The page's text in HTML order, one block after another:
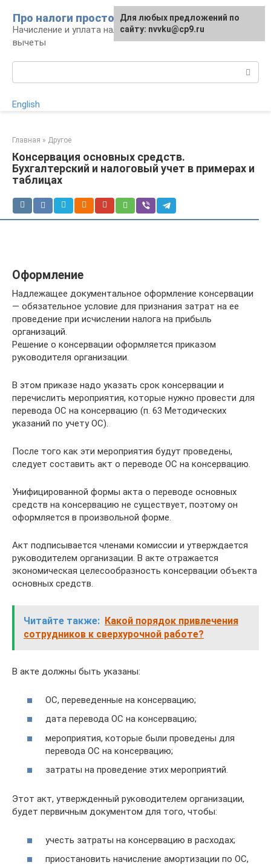
контенту
Про налоги просто
Начисление и уплата налогов, налоговые
вычеты
English
Главная » Другое
Консервация основных средств.
Бухгалтерский и налоговый учет в примерах и
таблицах
Оформление
Надлежащее документальное оформление консервации
— обязательное условие для признания затрат на ее
проведение при исчислении налога на прибыль
организаций.
Решение о консервации оформляется приказом
руководителя организации.
В этом приказе надо указать срок консервации и
перечислить мероприятия, которые нужно провести для
перевода ОС на консервацию (п. 63 Методических
указаний по учету ОС).
После того как эти мероприятия будут проведены,
следует составить акт о переводе ОС на консервацию.
Унифицированной формы акта о переводе основных
средств на консервацию не существует, поэтому он
оформляется в произвольной форме.
Акт подписывается членами комиссии и утверждается
руководителем организации. В акте отражается
экономическая целесообразность консервации объекта
основных средств.
Читайте также: Какой порядок привлечения
сотрудников к сверхурочной работе?
В акте должны быть указаны:
ОС, переведенные на консервацию;
дата перевода ОС на консервацию;
мероприятия, которые были проведены для
перевода ОС на консервацию;
затраты на проведение этих мероприятий.
Этот акт, утвержденный руководителем организации,
будет первичным документом для того, чтобы:
учесть затраты на консервацию в расходах;
приостановить начисление амортизации по ОС,
Для любых предложений по
сайту: nvvku@cp9.ru